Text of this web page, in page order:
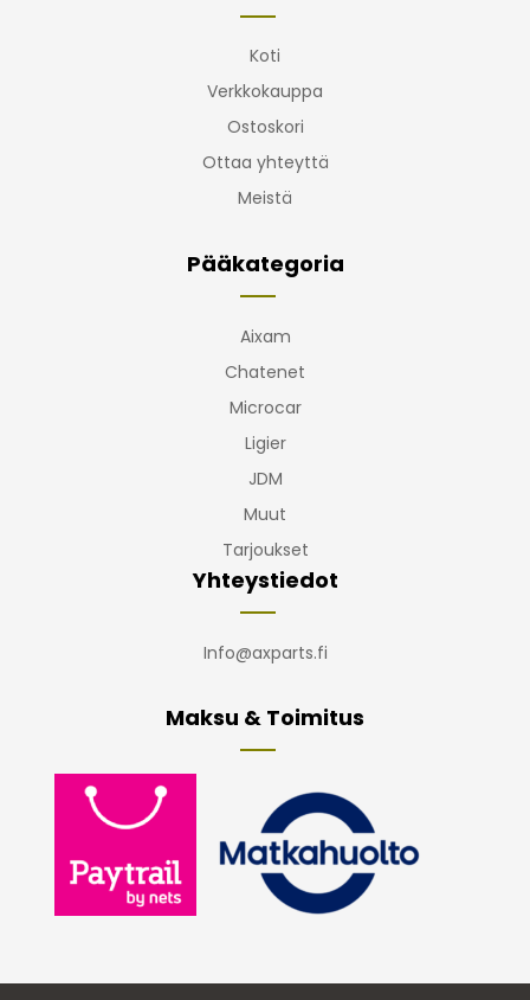
Koti
Verkkokauppa
Ostoskori
Ottaa yhteyttä
Meistä
Pääkategoria
Aixam
Chatenet
Microcar
Ligier
JDM
Muut
Tarjoukset
Yhteystiedot
Info@axparts.fi
Maksu & Toimitus